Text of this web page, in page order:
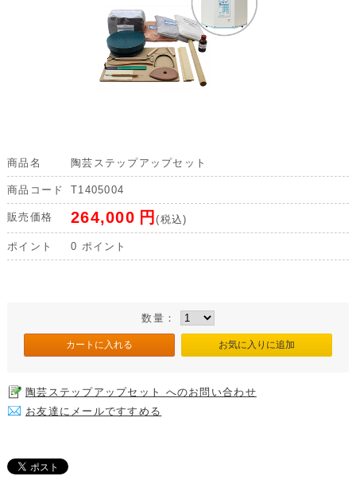
商品名 陶芸ステップアップセット
商品コード T1405004
販売価格 264,000 円(税込)
ポイント 0 ポイント
数量：
陶芸ステップアップセット へのお問い合わせ
お友達にメールですすめる